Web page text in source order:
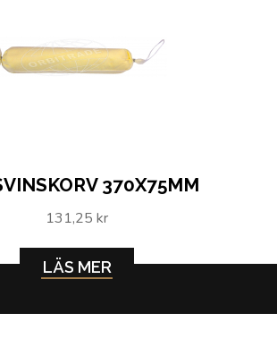
370X75MM
131,25 kr
LÄS MER